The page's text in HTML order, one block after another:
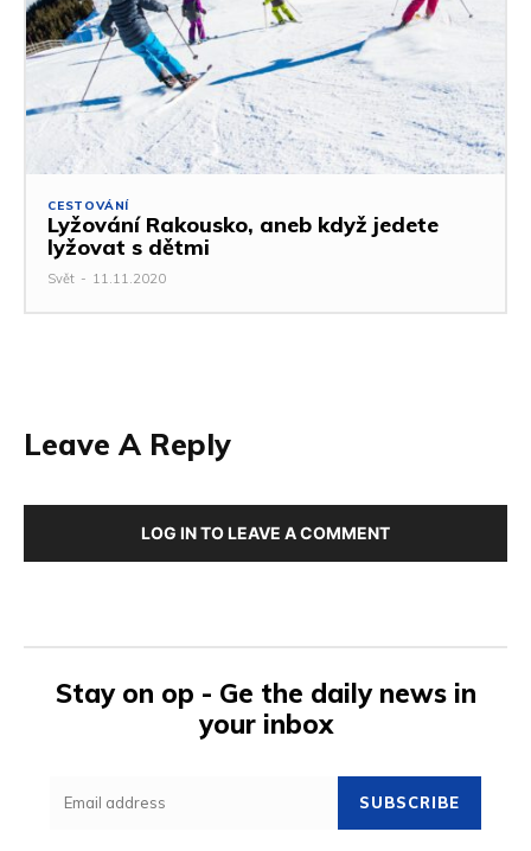
CESTOVÁNÍ
Lyžování Rakousko, aneb když jedete
lyžovat s dětmi
Svět - 11.11.2020
Leave A Reply
LOG IN TO LEAVE A COMMENT
Stay on op - Ge the daily news in
your inbox
SUBSCRIBE